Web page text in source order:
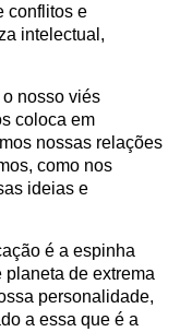
conflitos e
intelectual,
nosso viés
coloca em
nossas relações
como nos
ideias e
é a espinha
planeta de extrema
personalidade,
a essa que é a